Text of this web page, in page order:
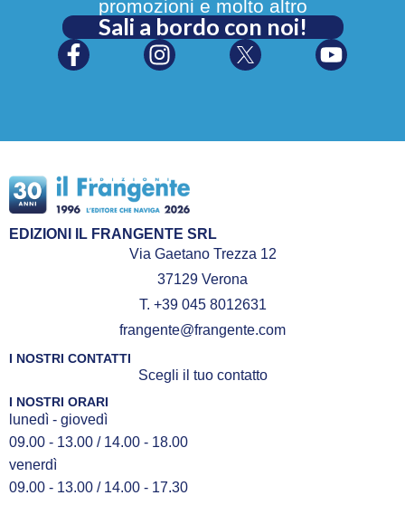
promozioni e molto altro
Sali a bordo con noi!
EDIZIONI IL FRANGENTE SRL
Via Gaetano Trezza 12
37129 Verona
T. +39 045 8012631
frangente@frangente.com
I NOSTRI CONTATTI
Scegli il tuo contatto
I NOSTRI ORARI
lunedì - giovedì
09.00 - 13.00 / 14.00 - 18.00
venerdì
09.00 - 13.00 / 14.00 - 17.30